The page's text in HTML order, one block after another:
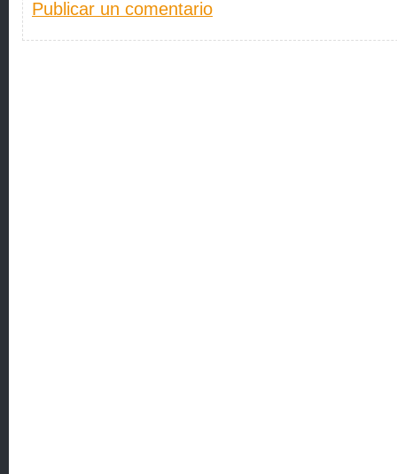
Publicar un comentario